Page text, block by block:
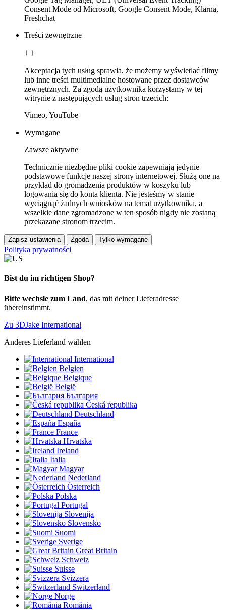
Consent Mode od Microsoft, Google Consent Mode, Klarna,
Freshchat
Treści zewnętrzne
Akceptacja tych usług sprawia, że możemy wyświetlać filmy
lub inne treści multimedialne hostowane przez dostawców
zewnętrznych. Za zgodą użytkownika korzystamy w tej
witrynie z następujących usług stron trzecich:
Vimeo, YouTube
Wymagane
Zawsze aktywne
Technicznie niezbędne pliki cookie zapewniają jedynie
podstawowe funkcje naszej strony internetowej. Służą one na
przykład do gromadzenia produktów w koszyku lub
logowania się do konta klienta. Nie jesteśmy w stanie
wyciągnąć żadnych wniosków na temat użytkownika, a
wszelkie dane zgromadzone w ten sposób nigdy nie zostaną
przekazane stronom trzecim.
Zapisz ustawienia Zgoda Tylko wymagane
Polityka prywatności
Bist du im richtigen Shop?
Bitte wechsle zum Land, das mit deiner Lieferadresse
übereinstimmt.
Zu 3DJake International
Anderes Lieferland wählen
International
Belgien
Belgique
België
България
Česká republika
Deutschland
España
France
Hrvatska
Ireland
Italia
Magyar
Nederland
Österreich
Polska
Portugal
Slovenija
Slovensko
Suomi
Sverige
Great Britain
Schweiz
Suisse
Svizzera
Switzerland
Norge
România